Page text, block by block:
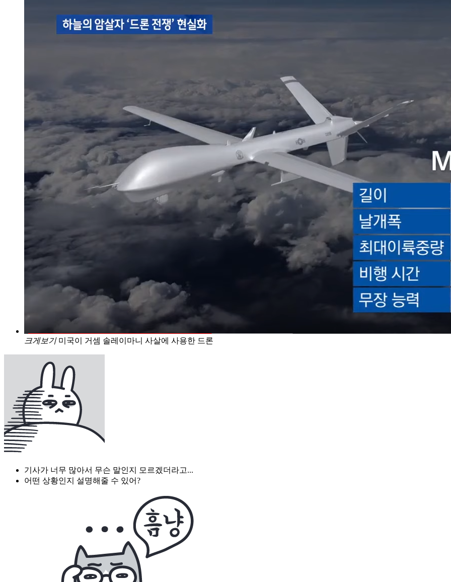
크게보기 미국이 거셈 솔레이마니 사살에 사용한 드론
기사가 너무 많아서 무슨 말인지 모르겠더라고...
어떤 상황인지 설명해줄 수 있어?